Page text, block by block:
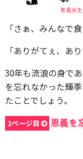
年貢米
「さぁ、みんなで
「ありがてぇ、あ
30年も流浪の身で
を忘れなかった輝
たことでしょう。
2ページ目 恩義を